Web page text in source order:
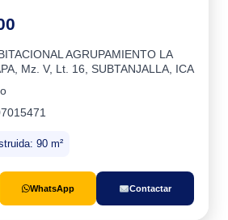
AGRUPAMIENTO LA
Mz. V, Lt. 16, SUBTANJALLA, ICA
90 m²
WhatsApp Contactar